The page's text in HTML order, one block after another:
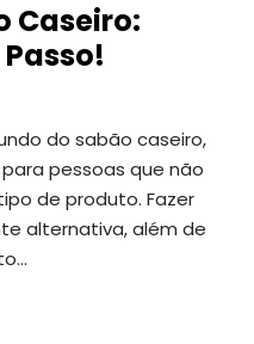
Caseiro:
do sabão caseiro,
pessoas que não
de produto. Fazer
alternativa, além de
…